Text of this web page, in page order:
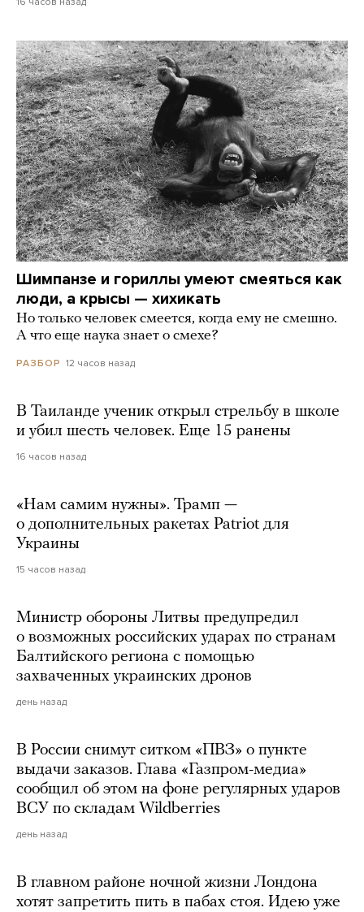
Шимпанзе и гориллы умеют смеяться как
люди, а крысы — хихикать
Но только человек смеется, когда ему не смешно.
А что еще наука знает о смехе?
РАЗБОР 12 часов назад
В Таиланде ученик открыл стрельбу в школе
и убил шесть человек. Еще 15 ранены
16 часов назад
«Нам самим нужны». Трамп —
о дополнительных ракетах Patriot для
Украины
15 часов назад
Министр обороны Литвы предупредил
о возможных российских ударах по странам
Балтийского региона с помощью
захваченных украинских дронов
день назад
В России снимут ситком «ПВЗ» о пункте
выдачи заказов. Глава «Газпром-медиа»
сообщил об этом на фоне регулярных ударов
ВСУ по складам Wildberries
день назад
В главном районе ночной жизни Лондона
хотят запретить пить в пабах стоя. Идею уже